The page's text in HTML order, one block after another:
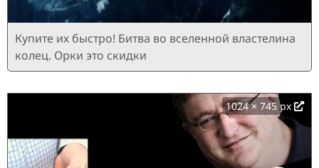
Купите их быстро! Битва во вселенной властелина
колец. Орки это скидки
1024 × 745 px